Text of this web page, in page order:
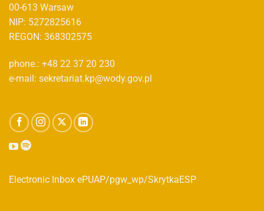
00-613 Warsaw
NIP: 5272825616
REGON: 368302575
phone.: +48 22 37 20 230
e-mail: sekretariat.kp@wody.gov.pl
Electronic Inbox ePUAP/pgw_wp/SkrytkaESP